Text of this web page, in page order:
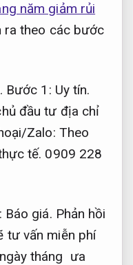
năm giảm rủi
ra theo các bước
Bước 1: Uy tín.
đầu tư địa chỉ
Zalo: Theo
tế. 0909 228
Báo giá. Phản hồi
tư vấn miễn phí
tháng ưa